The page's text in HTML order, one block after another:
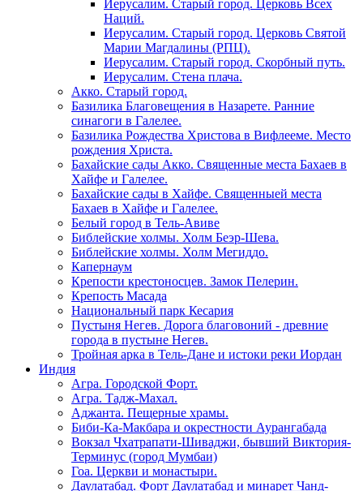
Иерусалим. Старый город. Церковь Всех
Наций.
Иерусалим. Старый город. Церковь Святой
Марии Магдалины (РПЦ).
Иерусалим. Старый город. Скорбный путь.
Иерусалим. Стена плача.
Акко. Старый город.
Базилика Благовещения в Назарете. Ранние
синагоги в Галелее.
Базилика Рождества Христова в Вифлееме. Место
рождения Христа.
Бахайские сады Акко. Священные места Бахаев в
Хайфе и Галелее.
Бахайские сады в Хайфе. Священныей места
Бахаев в Хайфе и Галелее.
Белый город в Тель-Авиве
Библейские холмы. Холм Беэр-Шева.
Библейские холмы. Холм Мегиддо.
Капернаум
Крепости крестоносцев. Замок Пелерин.
Крепость Масада
Национальный парк Кесария
Пустыня Негев. Дорога благовоний - древние
города в пустыне Негев.
Тройная арка в Тель-Дане и истоки реки Иордан
Индия
Агра. Городской Форт.
Агра. Тадж-Махал.
Аджанта. Пещерные храмы.
Биби-Ка-Макбара и окрестности Аурангабада
Вокзал Чхатрапати-Шиваджи, бывший Виктория-
Терминус (город Мумбаи)
Гоа. Церкви и монастыри.
Даулатабад. Форт Даулатабад и минарет Чанд-